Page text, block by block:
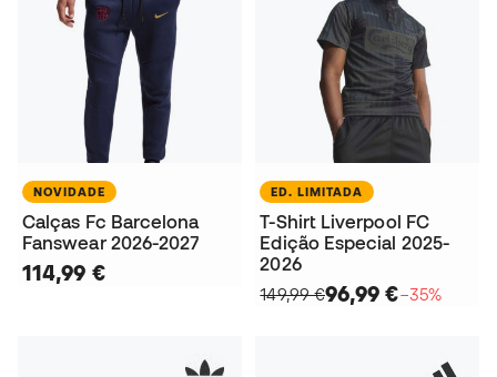
NOVIDADE
Calças Fc Barcelona
Fanswear 2026-2027
114,99 €
ED. LIMITADA
T-Shirt Liverpool FC
Edição Especial 2025-
2026
149,99 €96,99 €−35%